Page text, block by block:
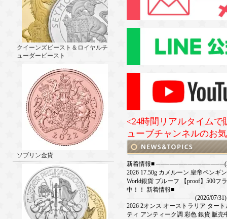
クイーンズビースト＆ロイヤルチ
ューダービースト
ソブリン金貨
<24時間リアルタイム
ューブチャンネルのお
新着情報■
2026 17.50g カメルーン 皇帝ペンギン
World銀貨 プルーフ 【proof】500フ
中！！ 新着情報■
───────────────(2026/07/31)
2026 2オンス オーストラリア ター
ティ アンティーク調 彩色 銀貨 販売